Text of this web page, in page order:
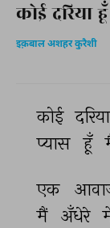
कोई दरिया
इक़बाल अशहर कुरैशी
कोई दरिया
प्यास हूँ
एक
मैं अँधेरे